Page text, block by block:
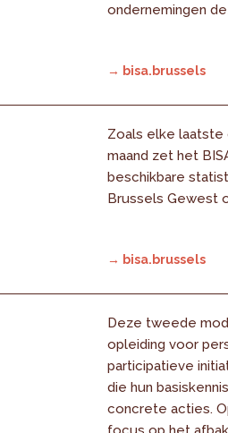
ondernemingen
→ bisa.brussels
Zoals elke laatste
maand zet het
beschikbare
Brussels Gewest
→ bisa.brussels
Deze tweede
opleiding voor
participatieve
die hun
concrete acties.